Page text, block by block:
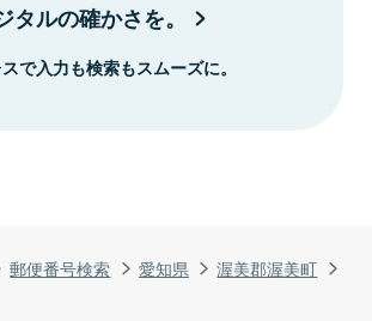
郵便番号検索 愛知県
渥美郡渥美町
タルの確かさを。
で入力も検索もスムーズに。